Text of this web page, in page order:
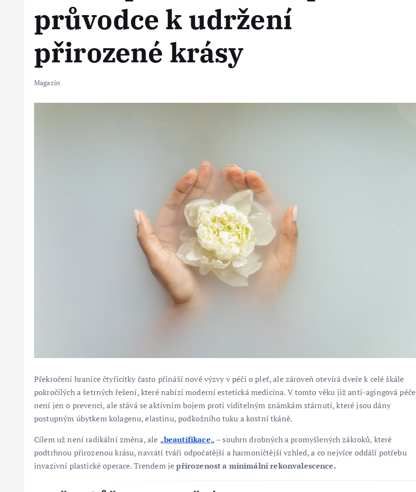
průvodce k udržení
přirozené krásy
Magazín
Překročení hranice čtyřicítky často přináší nové výzvy v péči o pleť, ale zároveň otevírá dveře k celé škále
pokročilých a šetrných řešení, které nabízí moderní estetická medicína. V tomto věku již anti-agingová péče
není jen o prevenci, ale stává se aktivním bojem proti viditelným známkám stárnutí, které jsou dány
postupným úbytkem kolagenu, elastinu, podkožního tuku a kostní tkáně.
Cílem už není radikální změna, ale „beautifikace„ – souhrn drobných a promyšlených zákroků, které
podtrhnou přirozenou krásu, navrátí tváři odpočatější a harmoničtější vzhled, a co nejvíce oddálí potřebu
invazivní plastické operace. Trendem jepřirozenost a minimální rekonvalescence.